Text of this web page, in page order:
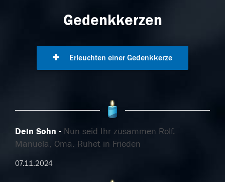
Gedenkkerzen
Erleuchten einer Gedenkkerze
Dein Sohn
Nun seid Ihr zusammen Rolf,
Manuela, Oma. Ruhet in Frieden
07.11.2024